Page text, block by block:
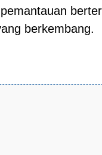
berkembang.